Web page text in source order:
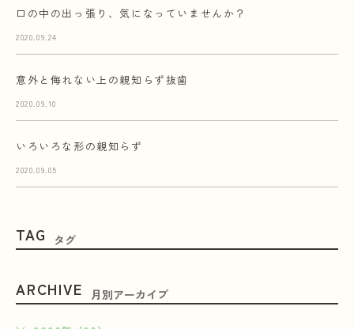
口の中の出っ張り、気になっていませんか？
2020.09.24
意外と侮れない上の親知らず抜歯
2020.09.10
いろいろな形の親知らず
2020.09.05
TAG タグ
ARCHIVE 月別アーカイブ